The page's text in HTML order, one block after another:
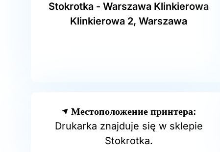
Stokrotka - Warszawa Klinkierowa
Klinkierowa 2, Warszawa
Местоположение принтера:
Drukarka znajduje się w sklepie
Stokrotka.